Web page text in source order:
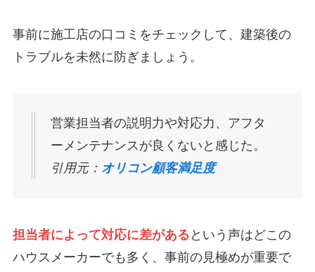
事前に施工店の口コミをチェックして、建築後の
トラブルを未然に防ぎましょう。
営業担当者の説明力や対応力、アフタ
ーメンテナンスが良くないと感じた。
引用元： オリコン顧客満足度
担当者によって対応に差がある という声はどこの
ハウスメーカーでも多く、事前の見極めが重要で